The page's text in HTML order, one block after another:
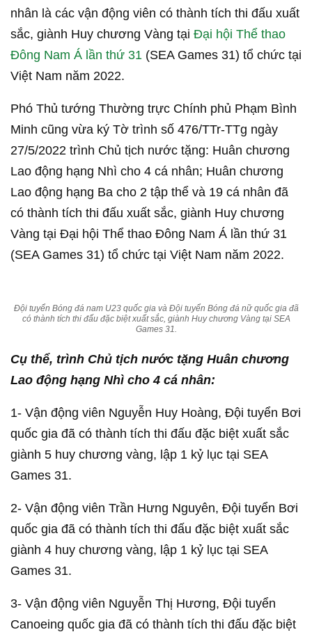
nhân là các vận động viên có thành tích thi đấu xuất
sắc, giành Huy chương Vàng tại Đại hội Thể thao
Đông Nam Á lần thứ 31 (SEA Games 31) tổ chức tại
Việt Nam năm 2022.
Phó Thủ tướng Thường trực Chính phủ Phạm Bình
Minh cũng vừa ký Tờ trình số 476/TTr-TTg ngày
27/5/2022 trình Chủ tịch nước tặng: Huân chương
Lao động hạng Nhì cho 4 cá nhân; Huân chương
Lao động hạng Ba cho 2 tập thể và 19 cá nhân đã
có thành tích thi đấu xuất sắc, giành Huy chương
Vàng tại Đại hội Thể thao Đông Nam Á lần thứ 31
(SEA Games 31) tổ chức tại Việt Nam năm 2022.
Đội tuyển Bóng đá nam U23 quốc gia và Đội tuyển Bóng đá nữ quốc gia đã
có thành tích thi đấu đặc biệt xuất sắc, giành Huy chương Vàng tại SEA
Games 31.
Cụ thể, trình Chủ tịch nước tặng Huân chương
Lao động hạng Nhì cho 4 cá nhân:
1- Vận động viên Nguyễn Huy Hoàng, Đội tuyển Bơi
quốc gia đã có thành tích thi đấu đặc biệt xuất sắc
giành 5 huy chương vàng, lập 1 kỷ lục tại SEA
Games 31.
2- Vận động viên Trần Hưng Nguyên, Đội tuyển Bơi
quốc gia đã có thành tích thi đấu đặc biệt xuất sắc
giành 4 huy chương vàng, lập 1 kỷ lục tại SEA
Games 31.
3- Vận động viên Nguyễn Thị Hương, Đội tuyển
Canoeing quốc gia đã có thành tích thi đấu đặc biệt